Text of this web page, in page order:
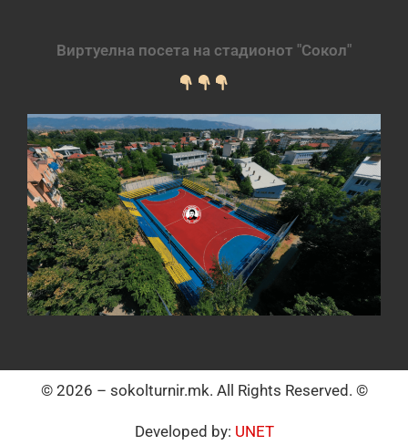
Виртуелна посета на стадионот "Сокол"
© 2026 – sokolturnir.mk. All Rights Reserved. ©
Developed by: UNET